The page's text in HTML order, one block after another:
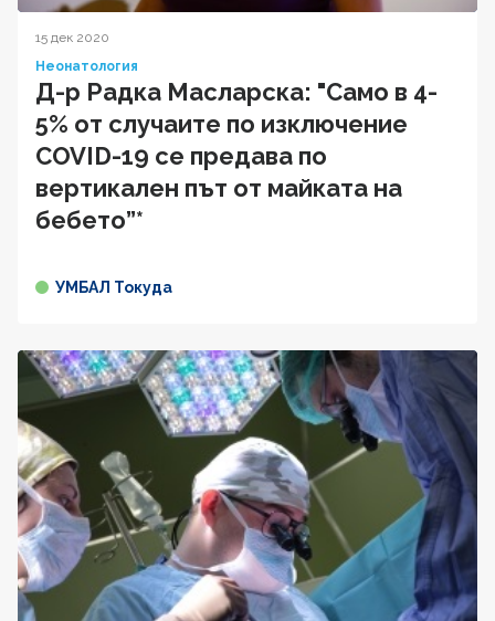
15 дек 2020
Неонатология
Д-р Радка Масларска: "Само в 4-
5% от случаите по изключение
COVID-19 се предава по
вертикален път от майката на
бебето”*
УМБАЛ Токуда